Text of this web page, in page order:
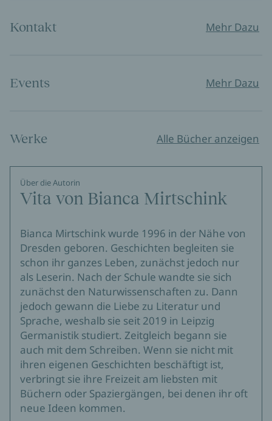
Kontakt Mehr Dazu
Events Mehr Dazu
Werke Alle Bücher anzeigen
Über die Autorin
Vita von Bianca Mirtschink
Bianca Mirtschink wurde 1996 in der Nähe von
Dresden geboren. Geschichten begleiten sie
schon ihr ganzes Leben, zunächst jedoch nur
als Leserin. Nach der Schule wandte sie sich
zunächst den Naturwissenschaften zu. Dann
jedoch gewann die Liebe zu Literatur und
Sprache, weshalb sie seit 2019 in Leipzig
Germanistik studiert. Zeitgleich begann sie
auch mit dem Schreiben. Wenn sie nicht mit
ihren eigenen Geschichten beschäftigt ist,
verbringt sie ihre Freizeit am liebsten mit
Büchern oder Spaziergängen, bei denen ihr oft
neue Ideen kommen.